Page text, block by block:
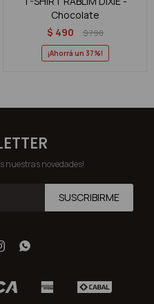
Chocolate
$ 490 $790
37
nuestras novedades!
SUSCRIBIRME
